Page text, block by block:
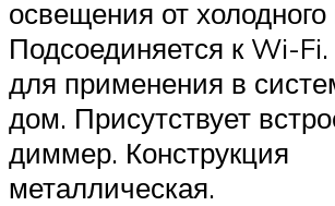
освещения от холодного
Подсоединяется к Wi-
для применения в
дом. Присутствует
диммер. Конструкция
металлическая.